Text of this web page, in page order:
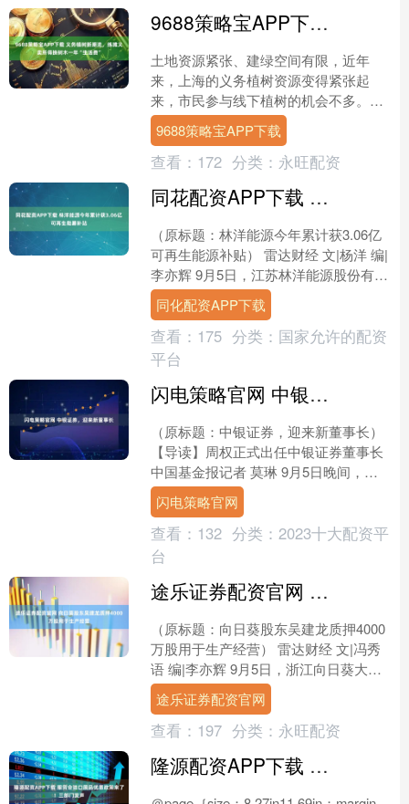
9688策略宝APP下载 义务植树新潮流，练摊义卖所得换树木一年“生活费”
土地资源紧张、建绿空间有限，近年
来，上海的义务植树资源变得紧张起
来，市民参与线下植树的机会不多。于
是，上海不断拓展植树的内涵，成为全
国最早尝试用其他形式来置换义....
9688策略宝APP下载
查看： 172 分类： 永旺配资
同花配资APP下载 林洋能源今年累计获3.06亿可再生能源补贴
（原标题：林洋能源今年累计获3.06亿
可再生能源补贴） 雷达财经 文|杨洋 编|
李亦辉 9月5日，江苏林洋能源股份有限
公司（证券简称：林洋能源，证券代
码：601....
同化配资APP下载
查看： 175 分类： 国家允许的配资
平台
闪电策略官网 中银证券，迎来新董事长
（原标题：中银证券，迎来新董事长）
【导读】周权正式出任中银证券董事长
中国基金报记者 莫琳 9月5日晚间，中
银证券公告称，公司召开第二届董事会
第三十九次会议，....
闪电策略官网
查看： 132 分类： 2023十大配资平
台
途乐证券配资官网 向日葵股东吴建龙质押4000万股用于生产经营
（原标题：向日葵股东吴建龙质押4000
万股用于生产经营） 雷达财经 文|冯秀
语 编|李亦辉 9月5日，浙江向日葵大健
康科技股份有限公司（证券代码：
300111，....
途乐证券配资官网
查看： 197 分类： 永旺配资
隆源配资APP下载 服贸会进口展品优惠政策来了！三部门发声